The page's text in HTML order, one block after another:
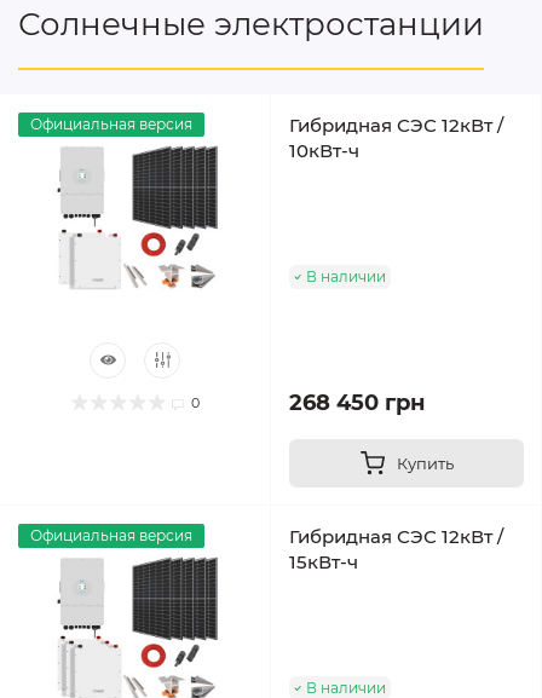
Солнечные электростанции
Официальная версия
0
Гибридная СЭС 12кВт /
10кВт-ч
В наличии
268 450 грн
Купить
Официальная версия
Гибридная СЭС 12кВт /
15кВт-ч
В наличии